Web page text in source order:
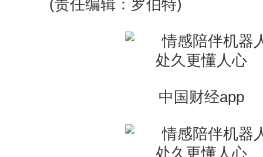
(责任编辑：罗伯特)
中国财经app